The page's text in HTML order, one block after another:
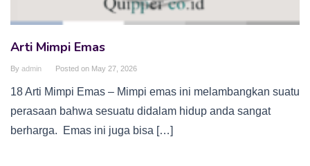
Arti Mimpi Emas
By admin Posted on May 27, 2026
18 Arti Mimpi Emas – Mimpi emas ini melambangkan suatu
perasaan bahwa sesuatu didalam hidup anda sangat
berharga. Emas ini juga bisa […]